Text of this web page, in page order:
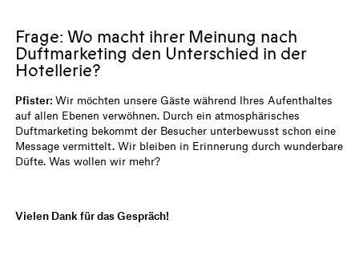
Frage: Wo macht ihrer Meinung nach
Duftmarketing den Unterschied in der
Hotellerie?
Pfister:Wir möchten unsere Gäste während Ihres Aufenthaltes
auf allen Ebenen verwöhnen. Durch ein atmosphärisches
Duftmarketing bekommt der Besucher unterbewusst schon eine
Message vermittelt. Wir bleiben in Erinnerung durch wunderbare
Düfte. Was wollen wir mehr?
Vielen Dank für das Gespräch!